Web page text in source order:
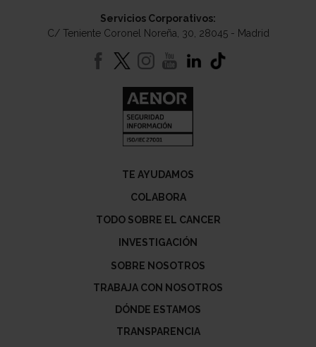
Servicios Corporativos:
C/ Teniente Coronel Noreña, 30, 28045 - Madrid
TE AYUDAMOS
COLABORA
TODO SOBRE EL CANCER
INVESTIGACIÓN
SOBRE NOSOTROS
TRABAJA CON NOSOTROS
DÓNDE ESTAMOS
TRANSPARENCIA